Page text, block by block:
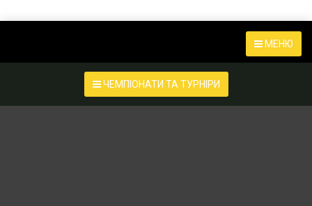
МЕНЮ
ЧЕМПІОНАТИ ТА ТУРНІРИ